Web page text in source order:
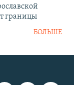
границы
БОЛЬШЕ